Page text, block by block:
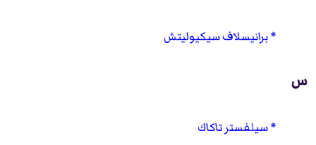
برانيسلاف سيكيوليتش
س
سيلفستر تاكاك